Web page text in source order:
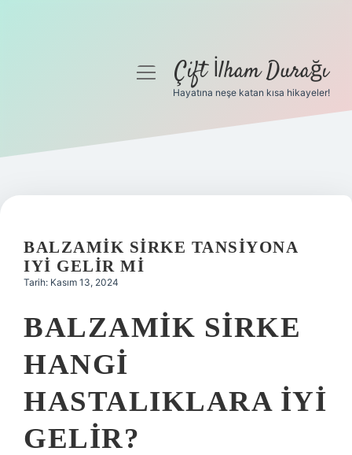
Gizlilik Politikası
Yasal Uyarı
menüyüÇift İlham Durağı
Hayatına neşe katan kısa hikayeler!
BALZAMIK SIRKE TANSIYONA
IYI GELIR MI
Tarih: Kasım 13, 2024
BALZAMIK SIRKE
HANGI
HASTALIKLARA IYI
GELIR?